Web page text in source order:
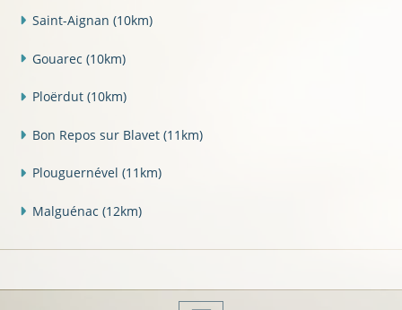
Saint-Aignan (10km)
Gouarec (10km)
Ploërdut (10km)
Bon Repos sur Blavet (11km)
Plouguernével (11km)
Malguénac (12km)